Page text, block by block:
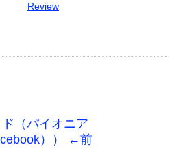
Review
（パイオニア
）） ←前